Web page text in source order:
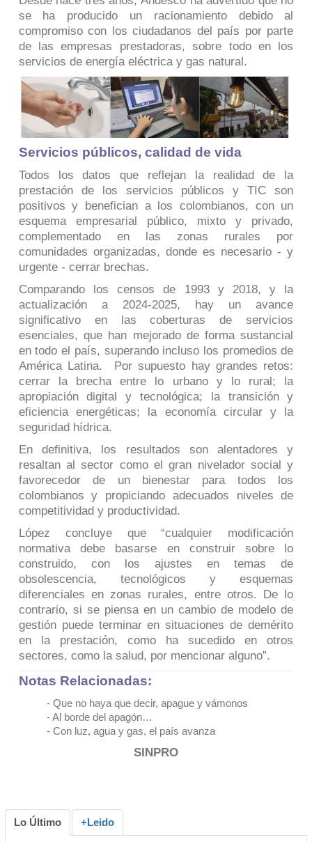
se ha producido un racionamiento debido al
compromiso con los ciudadanos del país por parte
de las empresas prestadoras, sobre todo en los
servicios de energía eléctrica y gas natural.
Servicios públicos, calidad de vida
Todos los datos que reflejan la realidad de la
prestación de los servicios públicos y TIC son
positivos y benefician a los colombianos, con un
esquema empresarial público, mixto y privado,
complementado en las zonas rurales por
comunidades organizadas, donde es necesario - y
urgente - cerrar brechas.
Comparando los censos de 1993 y 2018, y la
actualización a 2024-2025, hay un avance
significativo en las coberturas de servicios
esenciales, que han mejorado de forma sustancial
en todo el país, superando incluso los promedios de
América Latina. Por supuesto hay grandes retos:
cerrar la brecha entre lo urbano y lo rural; la
apropiación digital y tecnológica; la transición y
eficiencia energéticas; la economía circular y la
seguridad hídrica.
En definitiva, los resultados son alentadores y
resaltan al sector como el gran nivelador social y
favorecedor de un bienestar para todos los
colombianos y propiciando adecuados niveles de
competitividad y productividad.
López concluye que “cualquier modificación
normativa debe basarse en construir sobre lo
construido, con los ajustes en temas de
obsolescencia, tecnológicos y esquemas
diferenciales en zonas rurales, entre otros. De lo
contrario, si se piensa en un cambio de modelo de
gestión puede terminar en situaciones de demérito
en la prestación, como ha sucedido en otros
sectores, como la salud, por mencionar alguno”.
Notas Relacionadas:
- Que no haya que decir, apague y vámonos
-Al borde del apagón…
- Con luz, agua y gas, el país avanza
SINPRO
Lo Último +Leido